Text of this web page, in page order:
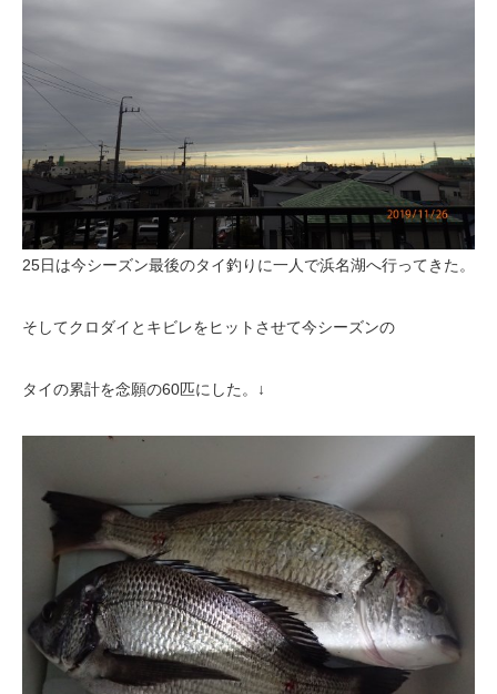
25日は今シーズン最後のタイ釣りに一人で浜名湖へ行ってきた。
そしてクロダイとキビレをヒットさせて今シーズンの
タイの累計を念願の60匹にした。↓